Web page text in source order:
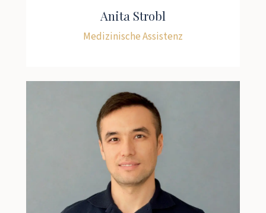
Anita Strobl
Medizinische Assistenz